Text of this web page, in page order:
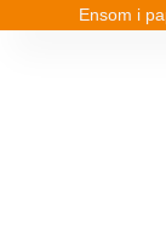
Ensom i